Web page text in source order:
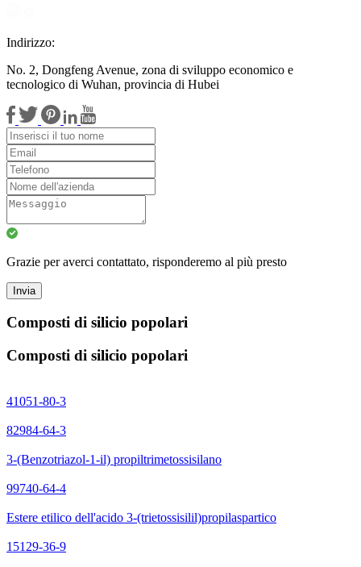
Indirizzo:
No. 2, Dongfeng Avenue, zona di sviluppo economico e
tecnologico di Wuhan, provincia di Hubei
Grazie per averci contattato, risponderemo al più presto
Invia
Composti di silicio popolari
Composti di silicio popolari
41051-80-3
82984-64-3
3-(Benzotriazol-1-il) propiltrimetossisilano
99740-64-4
Estere etilico dell'acido 3-(trietossisilil)propilaspartico
15129-36-9